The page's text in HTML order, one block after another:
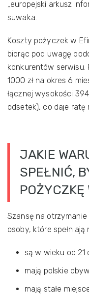
„europejski arkusz
suwaka.
Koszty pożyczek w
biorąc pod uwagę
konkurentów serwisu.
1000 zł na okres 6
łącznej wysokości
odsetek), co daje ratę
JAKIE
SPEŁNIĆ,
POŻYCZKĘ
Szansę na
osoby, które
są w wieku od 21
mają polskie
mają stałe